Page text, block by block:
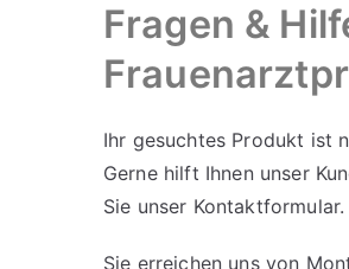
Fragen &
Ihr gesuchtes Produkt ist
Gerne hilft Ihnen unser
Sie unser Kontaktformular.
Sie erreichen uns von